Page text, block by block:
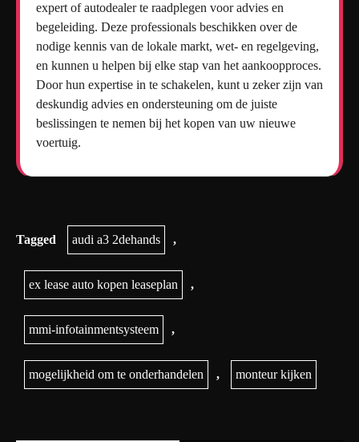
expert of autodealer te raadplegen voor advies en
begeleiding. Deze professionals beschikken over de
nodige kennis van de lokale markt, wet- en regelgeving,
en kunnen u helpen bij elke stap van het aankoopproces.
Door hun expertise in te schakelen, kunt u zeker zijn van
deskundig advies en ondersteuning om de juiste
beslissingen te nemen bij het kopen van uw nieuwe
voertuig.
Tagged audi a3 2dehands ,
ex lease auto kopen leaseplan ,
mmi-infotainmentsysteem ,
mogelijkheid om te onderhandelen , monteur kijken